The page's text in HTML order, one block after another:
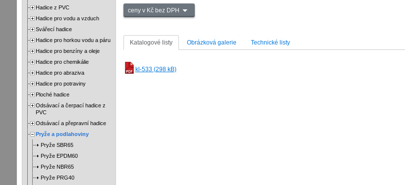
ceny v Kč bez DPH
Katalogové listy Obrázková galerie Technické listy
kl-533 (298 kB)
Hadice z PVC
Hadice pro vodu a vzduch
Svářecí hadice
Hadice pro horkou vodu a páru
Hadice pro benzíny a oleje
Hadice pro chemikálie
Hadice pro abraziva
Hadice pro potraviny
Ploché hadice
Odsávací a čerpací hadice z
PVC
Odsávací a přepravní hadice
Pryže a podlahoviny
Pryže SBR65
Pryže EPDM60
Pryže NBR65
Pryže PRG40